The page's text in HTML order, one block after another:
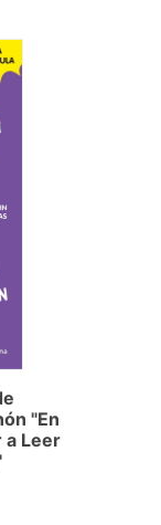
"En
a Leer